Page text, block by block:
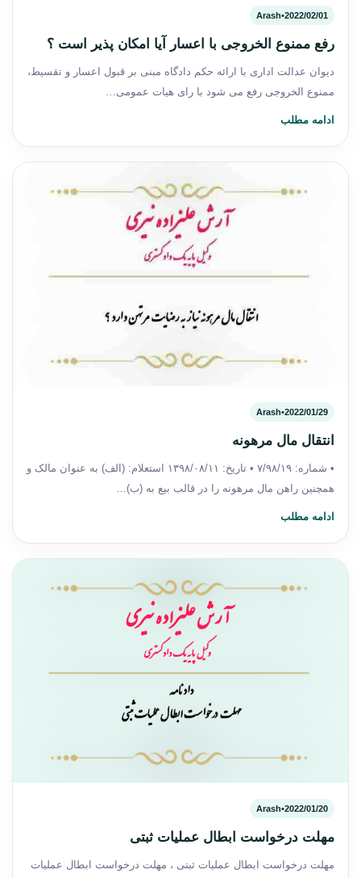
2022/02/01
•
Arash
رفع ممنوع الخروجی با اعسار آیا امکان پذیر است ؟
دیوان عدالت اداری با ارائه حکم دادگاه مبنی بر قبول اعسار و تقسیط،
ممنوع الخروجی رفع می شود با رای هیات عمومی…
ادامه مطلب
2022/01/29
•
Arash
انتقال مال مرهونه
• شماره: ۷/۹۸/۱۹ • تاریخ: ۱۳۹۸/۰۸/۱۱ استعلام: (الف) به عنوان مالک و
همچنین راهن مال مرهونه را در قالب بیع به (ب)…
ادامه مطلب
2022/01/20
•
Arash
مهلت درخواست ابطال عملیات ثبتی
مهلت درخواست ابطال عملیات ثبتی ، مهلت درخواست ابطال عملیات